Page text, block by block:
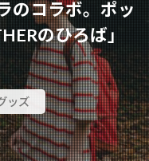
のコラボ。ポッ
のひろば」
ッズ